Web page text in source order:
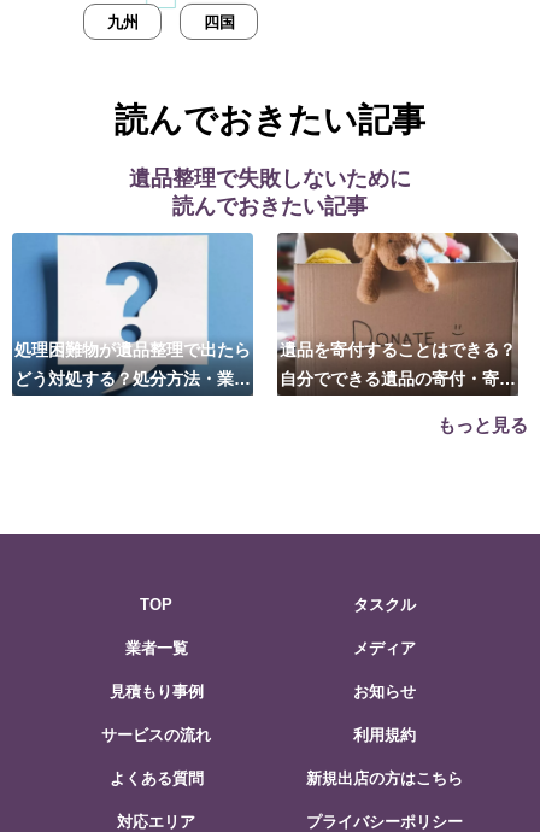
四国
九州
読んでおきたい記事
遺品整理で失敗しないために
読んでおきたい記事
処理困難物が遺品整理で出たら
どう対処する？処分方法・業者
遺品を寄付することはできる？
自分でできる遺品の寄付・寄贈
もっと見る
TOP
業者一覧
見積もり事例
サービスの流れ
よくある質問
対応エリア
タスクル
メディア
お知らせ
利用規約
新規出店の方はこちら
プライバシーポリシー